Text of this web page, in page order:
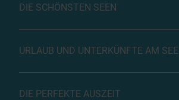
DIE SCHÖNSTEN SEEN
URLAUB UND UNTERKÜNFTE AM SEE
DIE PERFEKTE AUSZEIT